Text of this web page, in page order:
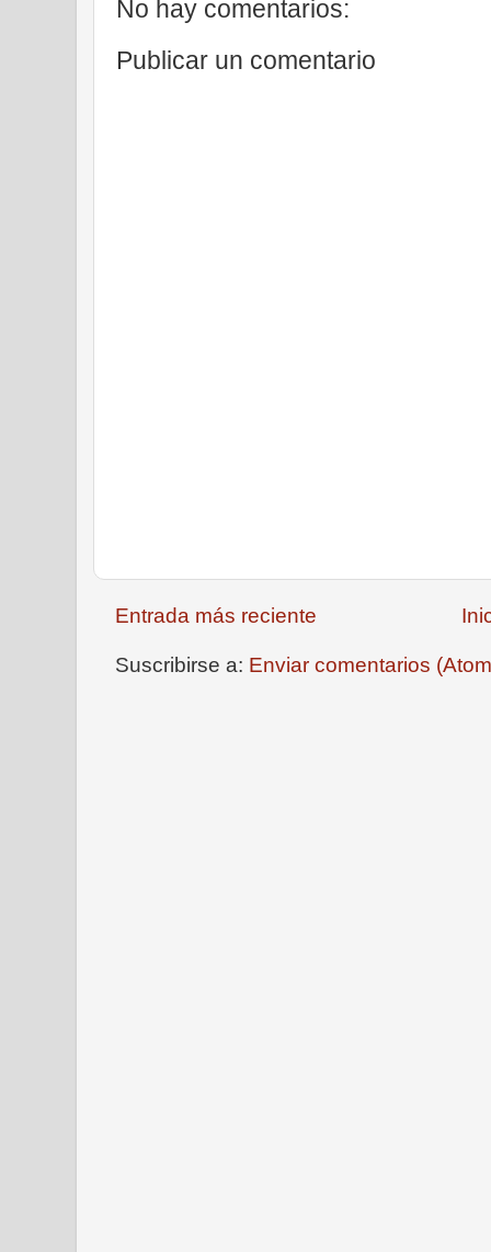
No hay comentarios:
Publicar un comentario
Entrada más reciente
Suscribirse a: Enviar comentarios